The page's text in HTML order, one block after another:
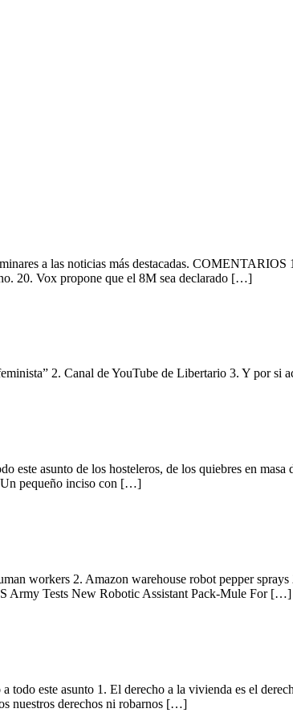
a las noticias más destacadas.
20. Vox propone que el 8M sea declarado […]
2. Canal de YouTube de Libertario 3. Y por si
asunto de los hosteleros, de los quiebres en
Un pequeño inciso con […]
workers 2. Amazon warehouse robot pepper
Army Tests New Robotic Assistant Pack-Mule For […]
todo este asunto 1. El derecho a la vivienda es el
nuestros derechos ni robarnos […]